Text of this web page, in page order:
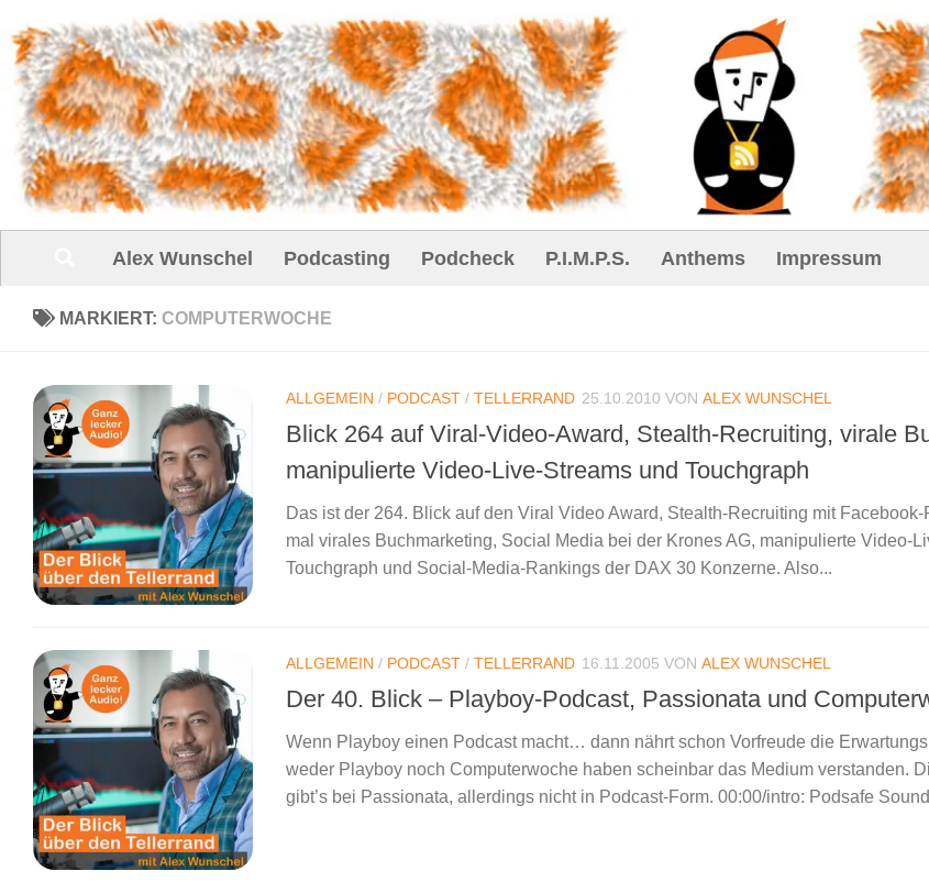
Unter dem Inhalt
Alex Wunschel Podcasting Podcheck P.I.M.P.S. Anthems Impressum
MARKIERT: COMPUTERWOCHE
ALLGEMEIN / PODCAST / TELLERRAND 25.10.2010 VON ALEX WUNSCHEL
Blick 264 auf Viral-Video-Award, Stealth-Recruiting, virale
manipulierte Video-Live-Streams und Touchgraph
Das ist der 264. Blick auf den Viral Video Award, Stealth-Recruiting mit
mal virales Buchmarketing, Social Media bei der Krones AG, manipulierte Video-
Touchgraph und Social-Media-Rankings der DAX 30 Konzerne. Also...
ALLGEMEIN / PODCAST / TELLERRAND 16.11.2005 VON ALEX WUNSCHEL
Der 40. Blick – Playboy-Podcast, Passionata und
Wenn Playboy einen Podcast macht… dann nährt schon Vorfreude die
weder Playboy noch Computerwoche haben scheinbar das Medium verstanden.
gibt’s bei Passionata, allerdings nicht in Podcast-Form. 00:00/intro: Podsafe